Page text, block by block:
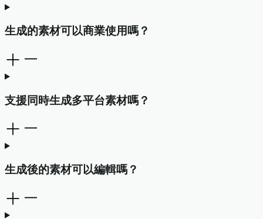
生成的素材可以商業使用嗎？
支援同時生成多平台素材嗎？
生成後的素材可以編輯嗎？